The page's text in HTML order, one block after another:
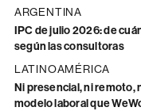
ARGENTINA
IPC de julio 2026: de
según las consultoras
LATINOAMÉRICA
Ni presencial, ni remoto,
modelo laboral que